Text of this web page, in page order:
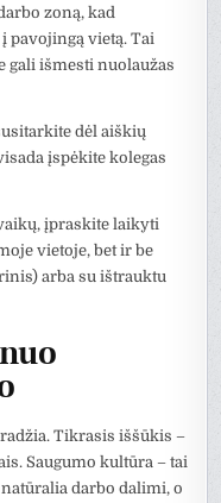
zoną, kad
pavojingą vietą. Tai
gali išmesti nuolaužas
dėl aiškių
įspėkite kolegas
įpraskite laikyti
vietoje, bet ir be
arba su ištrauktu
Tikrasis iššūkis –
Saugumo kultūra – tai
darbo dalimi, o